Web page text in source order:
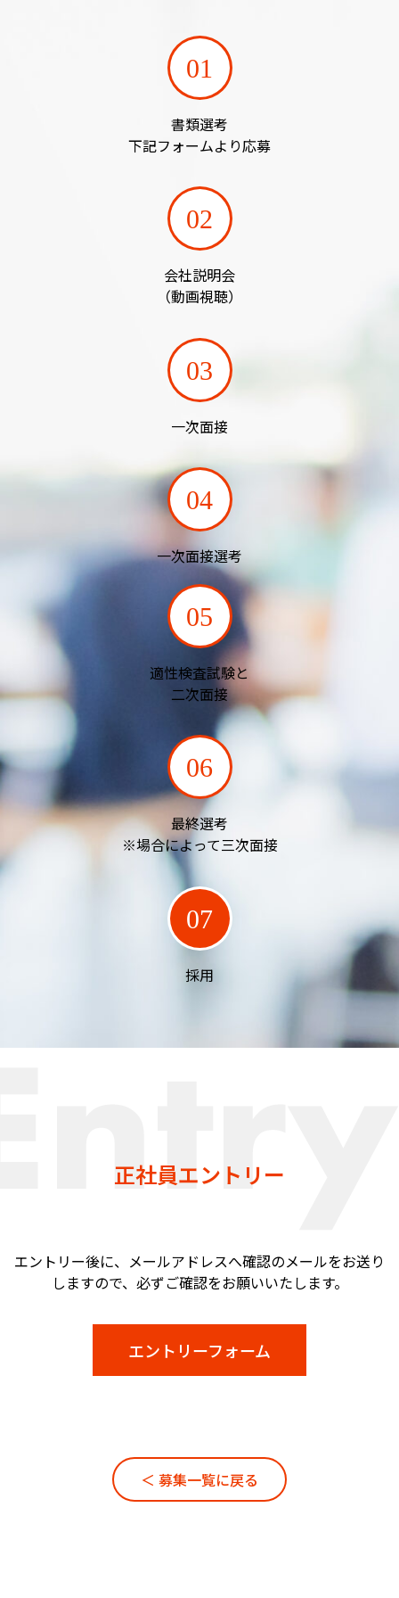
01
書類選考
下記フォームより応募
02
会社説明会
（動画視聴）
03
一次面接
04
一次面接選考
05
適性検査試験と
二次面接
06
最終選考
※場合によって三次面接
07
採用
正社員エントリー
エントリー後に、メールアドレスへ確認のメールをお送り
しますので、必ずご確認をお願いいたします。
エントリーフォーム
＜ 募集一覧に戻る